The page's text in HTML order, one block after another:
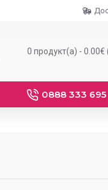
0 продукт(а) - 0.00€
0888 333 695